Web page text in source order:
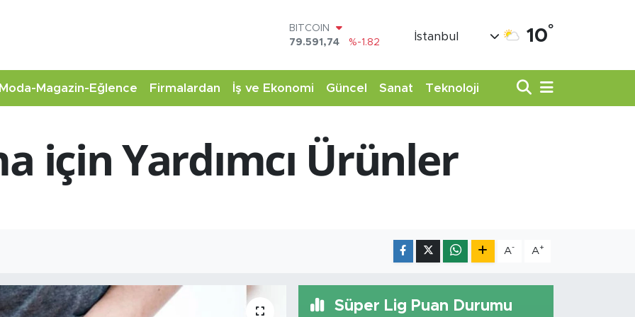
79.591,74
DOLAR
53,38690
STERLİN
61,60380
%0.18
6862,09000
BİST100
14.598,00
%0
İstanbul 10°
Moda-Magazin-Eğlence Firmalardan İş ve Ekonomi Güncel Sanat Teknoloji
için Yardımcı Ürünler
A- A+
Süper Lig Puan Durumu